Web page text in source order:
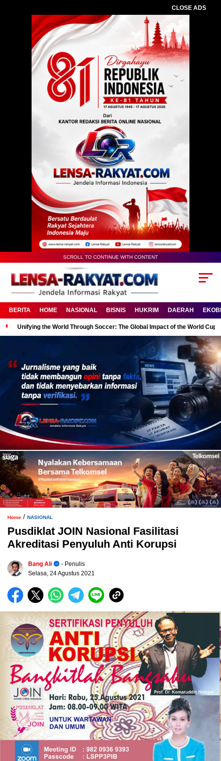
CLOSE ADS
SCROLL TO CONTINUE WITH CONTENT
BERITA HOME NASIONAL BISNIS HUKRIM DAERAH
Unifying the World Through Soccer: The Global Impact of the World Cup
Home / NASIONAL
Pusdiklat JOIN Nasional Fasilitasi
Akreditasi Penyuluh Anti Korupsi
Bang Ali
- Penulis
Selasa, 24 Agustus 2021